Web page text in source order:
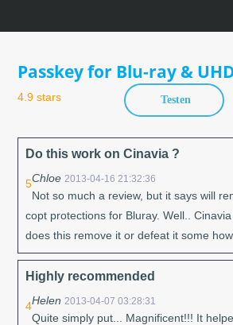
Passkey for Blu-ray &
4.9 stars Testen
Do this work on Cinavia ?
5Chloe 2013-04-16 21:32:36
Not so much a review, but it says will
copt protections for Bluray. Well.. Cinavia
does this remove it or defeat it some
Highly recommended
4Helen 2013-04-07 03:28:31
Quite simply put... Magnificent!!! It